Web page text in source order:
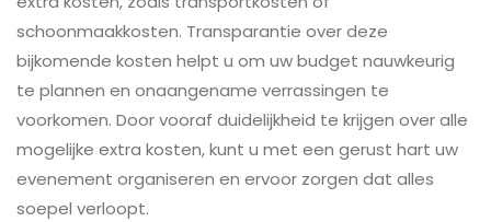
schoonmaakkosten. Transparantie over deze
bijkomende kosten helpt u om uw budget nauwkeurig
te plannen en onaangename verrassingen te
voorkomen. Door vooraf duidelijkheid te krijgen over alle
mogelijke extra kosten, kunt u met een gerust hart uw
evenement organiseren en ervoor zorgen dat alles
soepel verloopt.